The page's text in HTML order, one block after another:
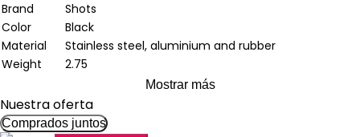
Brand
Shots
Color
Black
Material
Stainless steel, aluminium and rubber
Weight
2.75
Mostrar más
Nuestra oferta
Comprados juntos